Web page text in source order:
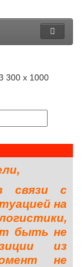
300 x 1000
связи с
на
быть не
из
не